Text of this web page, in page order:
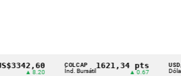
COLCAP
Índ. Bursátil
1621,34 pts USD/COP
Dólar Spot ▲